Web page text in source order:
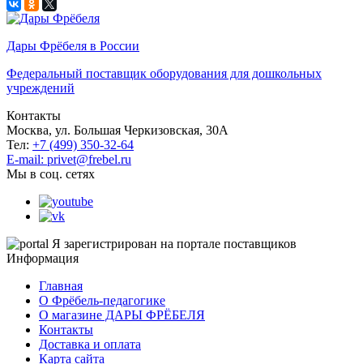
Дары Фрёбеля в России
Федеральный поставщик оборудования для дошкольных
учреждений
Контакты
Москва, ул. Большая Черкизовская, 30А
Тел: +7 (499) 350-32-64
E-mail: privet@frebel.ru
Мы в соц. сетях
Я зарегистрирован на портале поставщиков
Информация
Главная
О Фрёбель-педагогике
О магазине ДАРЫ ФРЁБЕЛЯ
Контакты
Доставка и оплата
Карта сайта